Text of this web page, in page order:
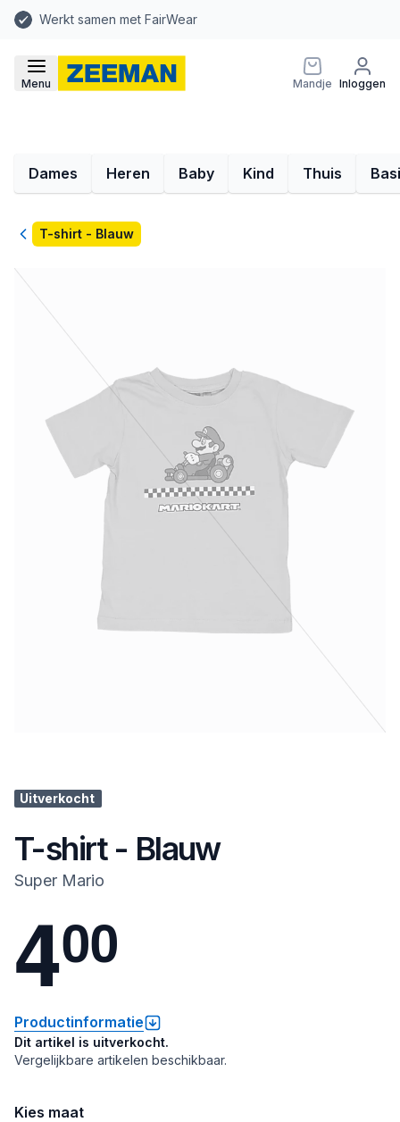
Werkt samen met FairWear
Menu Mandje Inloggen
Dames Heren Baby Kind Thuis
TerugT-shirt - Blauw
Uitverkocht
T-shirt - Blauw
Super Mario
400
Productinformatie
Dit artikel is uitverkocht.
Vergelijkbare artikelen beschikbaar.
Kies maat